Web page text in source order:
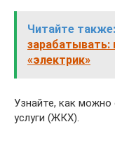
Читайте также:
зарабатывать:
«электрик»
Узнайте, как можно
услуги (ЖКХ).